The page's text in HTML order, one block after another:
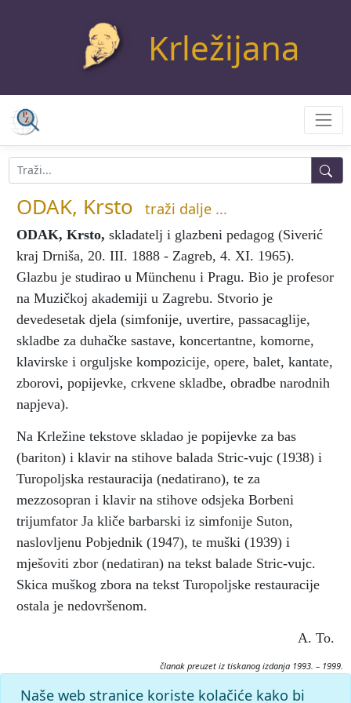
Krležijana
ODAK, Krsto traži dalje ...
ODAK, Krsto, skladatelj i glazbeni pedagog (Siverić
kraj Drniša, 20. III. 1888 - Zagreb, 4. XI. 1965).
Glazbu je studirao u Münchenu i Pragu. Bio je profesor
na Muzičkoj akademiji u Zagrebu. Stvorio je
devedesetak djela (simfonije, uvertire, passacaglije,
skladbe za duhačke sastave, koncertantne, komorne,
klavirske i orguljske kompozicije, opere, balet, kantate,
zborovi, popijevke, crkvene skladbe, obradbe narodnih
napjeva).
Na Krležine tekstove skladao je popijevke za bas
(bariton) i klavir na stihove balada Stric-vujc (1938) i
Turopoljska restauracija (nedatirano), te za
mezzosopran i klavir na stihove odsjeka Borbeni
trijumfator Ja kliče barbarski iz simfonije Suton,
naslovljenu Pobjednik (1947), te muški (1939) i
mješoviti zbor (nedatiran) na tekst balade Stric-vujc.
Skica muškog zbora na tekst Turopoljske restauracije
ostala je nedovršenom.
A. To.
članak preuzet iz tiskanog izdanja 1993. – 1999.
Citiranje:
Naše web stranice koriste kolačiće kako bi